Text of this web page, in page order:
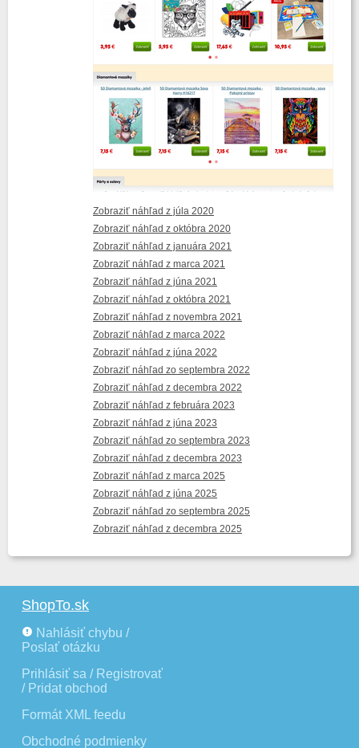
Zobraziť náhľad z júla 2020
Zobraziť náhľad z októbra 2020
Zobraziť náhľad z januára 2021
Zobraziť náhľad z marca 2021
Zobraziť náhľad z júna 2021
Zobraziť náhľad z októbra 2021
Zobraziť náhľad z novembra 2021
Zobraziť náhľad z marca 2022
Zobraziť náhľad z júna 2022
Zobraziť náhľad zo septembra 2022
Zobraziť náhľad z decembra 2022
Zobraziť náhľad z februára 2023
Zobraziť náhľad z júna 2023
Zobraziť náhľad zo septembra 2023
Zobraziť náhľad z decembra 2023
Zobraziť náhľad z marca 2025
Zobraziť náhľad z júna 2025
Zobraziť náhľad zo septembra 2025
Zobraziť náhľad z decembra 2025
ShopTo.sk
Nahlásiť chybu /
Poslať otázku
Prihlásiť sa / Registrovať
/ Pridat obchod
Formát XML feedu
Obchodné podmienky